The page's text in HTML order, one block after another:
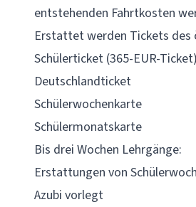
entstehenden Fahrtkosten
Erstattet werden Tickets des
Schülerticket (365-EUR-Ticket)
Deutschlandticket
Schülerwochenkarte
Schülermonatskarte
Bis drei Wochen Lehrgänge:
Erstattungen von
Azubi vorlegt